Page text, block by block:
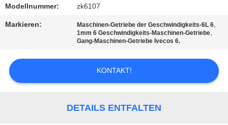
IN
VERBINDUNG
SIE EIN
ZITAT
Modellnummer: zk6107
Markieren: Maschinen-Getriebe der Geschwindigkeits-6L 6,
1mm 6 Geschwindigkeits-Maschinen-Getriebe,
Gang-Maschinen-Getriebe Ivecos 6.
KONTAKT!
DETAILS ENTFALTEN